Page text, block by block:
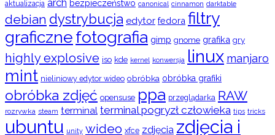
aktualizacja bezpieczeństwo canonical cinnamon darktable
debian dystrybucja edytor fedora filtry
graficznefotografia gimp gnome grafika gry
highly explosive iso kde kernel konwersja linux manjaro
mint nieliniowy edytor wideo obróbka obróbka grafiki
obróbka zdjęć opensuse ppa przeglądarka RAW
rozrywka steam terminal terminal pogryzł człowieka tips tricks
ubuntu unity wideo xfce zdjęcia zdjęcia i